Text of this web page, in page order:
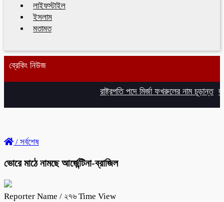
লাইফস্টাইল
ইসলাম
মতামত
ব্রেকিং নিউজ
রাষ্ট্রপতি পদে মির্জা ফখরুলের নাম চূড়ান্ত
/ সর্বশেষ
ভোরে মাঠে নামছে আর্জেন্টিনা-ব্রাজিল
Reporter Name / ২৭৬ Time View